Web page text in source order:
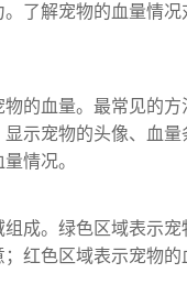
了解宠物的血量情
的血量。最常见的
示宠物的头像、血
情况。
成。绿色区域表示
红色区域表示宠物